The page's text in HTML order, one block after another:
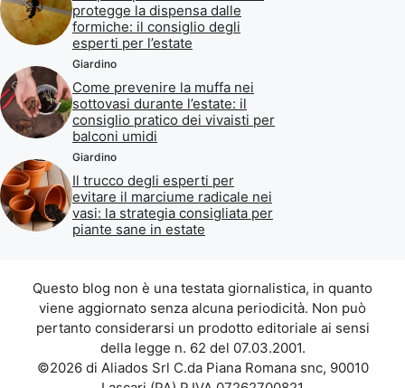
protegge la dispensa dalle
formiche: il consiglio degli
esperti per l’estate
Giardino
Come prevenire la muffa nei
sottovasi durante l’estate: il
consiglio pratico dei vivaisti per
balconi umidi
Giardino
Il trucco degli esperti per
evitare il marciume radicale nei
vasi: la strategia consigliata per
piante sane in estate
Questo blog non è una testata giornalistica, in quanto
viene aggiornato senza alcuna periodicità. Non può
pertanto considerarsi un prodotto editoriale ai sensi
della legge n. 62 del 07.03.2001.
©2026 di Aliados Srl C.da Piana Romana snc, 90010